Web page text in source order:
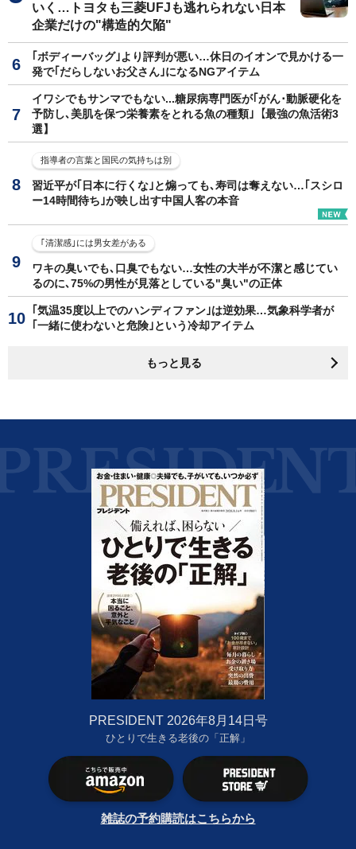
いく…トヨタも三菱UFJも逃れられない日本
企業だけの"構造的欠陥"
｢ボディーバッグ｣より評判が悪い…休日のイオンで見かける一
発で｢だらしないお父さん｣になるNGアイテム
イワシでもサンマでもない...糖尿病専門医が｢がん･動脈硬化を
予防し､美肌を保つ栄養素をとれる魚の種類｣【最強の魚活術3
選】
指導者の言葉と国民の気持ちは別
習近平が｢日本に行くな｣と煽っても､寿司は奪えない…｢スシロ
ー14時間待ち｣が映し出す中国人客の本音
｢清潔感｣には男女差がある
ワキの臭いでも､口臭でもない…女性の大半が不潔と感じてい
るのに､75%の男性が見落としている"臭い"の正体
｢気温35度以上でのハンディファン｣は逆効果…気象科学者が
｢一緒に使わないと危険｣という冷却アイテム
もっと見る
PRESIDENT 2026年8月14日号
ひとりで生きる老後の「正解」
雑誌の予約購読はこちらから